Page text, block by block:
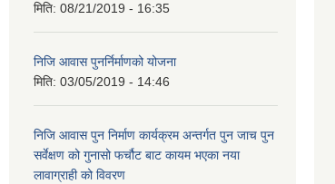
मिति: 08/21/2019 - 16:35
निजि आवास पुनर्निर्माणको योजना
मिति: 03/05/2019 - 14:46
निजि आवास पुन निर्माण कार्यक्रम अन्तर्गत पुन जाच पुन
सर्वेक्षण को गुनासो फर्चौट बाट कायम भएका नया
लावाग्राही को विवरण